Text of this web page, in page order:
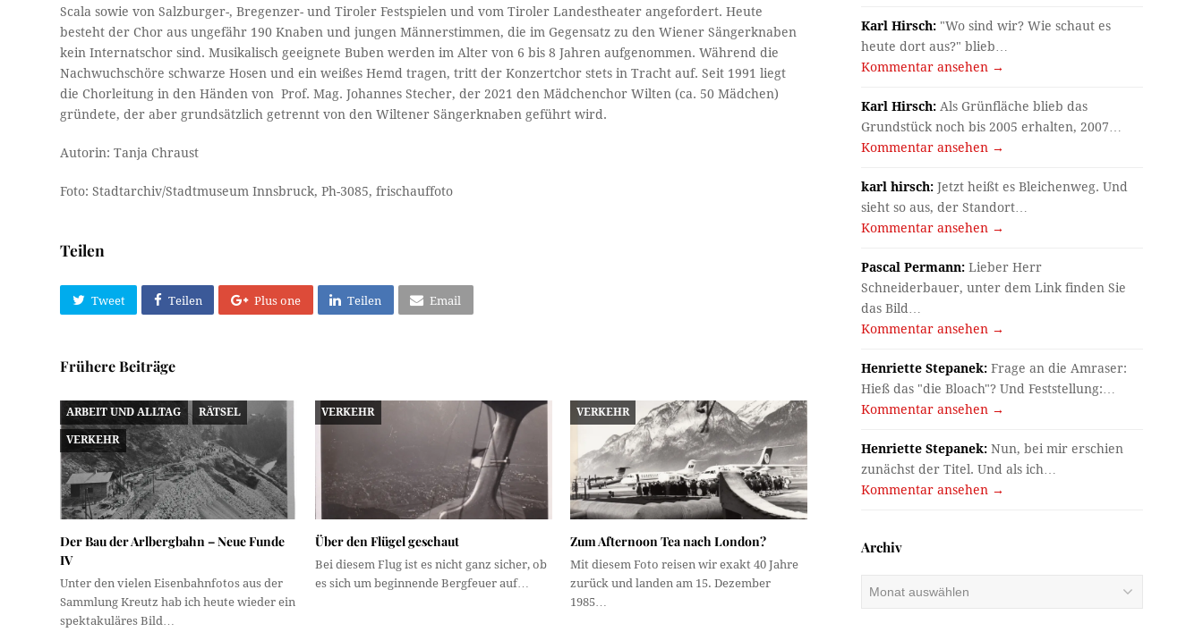
Scala sowie von Salzburger-, Bregenzer- und Tiroler Festspielen und vom Tiroler Landestheater angefordert. Heute
besteht der Chor aus ungefähr 190 Knaben und jungen Männerstimmen, die im Gegensatz zu den Wiener Sängerknaben
kein Internatschor sind. Musikalisch geeignete Buben werden im Alter von 6 bis 8 Jahren aufgenommen. Während die
Nachwuchschöre schwarze Hosen und ein weißes Hemd tragen, tritt der Konzertchor stets in Tracht auf. Seit 1991 liegt
die Chorleitung in den Händen von Prof. Mag. Johannes Stecher, der 2021 den Mädchenchor Wilten (ca. 50 Mädchen)
gründete, der aber grundsätzlich getrennt von den Wiltener Sängerknaben geführt wird.
Autorin: Tanja Chraust
Foto: Stadtarchiv/Stadtmuseum Innsbruck, Ph-3085, frischauffoto
Teilen
Tweet Teilen Plus one Teilen Email
Frühere Beiträge
ARBEIT UND ALLTAG RÄTSEL
VERKEHR
Der Bau der Arlbergbahn – Neue Funde
IV
Unter den vielen Eisenbahnfotos aus der
Sammlung Kreutz hab ich heute wieder ein
spektakuläres Bild…
VERKEHR
Über den Flügel geschaut
Bei diesem Flug ist es nicht ganz sicher, ob
es sich um beginnende Bergfeuer auf…
VERKEHR
Zum Afternoon Tea nach London?
Mit diesem Foto reisen wir exakt 40 Jahre
zurück und landen am 15. Dezember
1985…
Karl Hirsch: "Wo sind wir? Wie schaut es
heute dort aus?" blieb…
Kommentar ansehen →
Karl Hirsch: Als Grünfläche blieb das
Grundstück noch bis 2005 erhalten, 2007…
Kommentar ansehen →
karl hirsch: Jetzt heißt es Bleichenweg. Und
sieht so aus, der Standort…
Kommentar ansehen →
Pascal Permann: Lieber Herr
Schneiderbauer, unter dem Link finden Sie
das Bild…
Kommentar ansehen →
Henriette Stepanek: Frage an die Amraser:
Hieß das "die Bloach"? Und Feststellung:…
Kommentar ansehen →
Henriette Stepanek: Nun, bei mir erschien
zunächst der Titel. Und als ich…
Kommentar ansehen →
Archiv